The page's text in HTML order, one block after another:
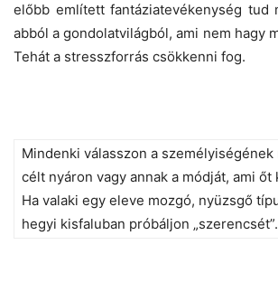
előbb említett fantáziatevékenység tud
abból a gondolatvilágból, ami nem hagy
Tehát a stresszforrás csökkenni fog.
Mindenki válasszon a
célt nyáron vagy annak a módját, ami őt
Ha valaki egy eleve mozgó, nyüzsgő
hegyi kisfaluban próbáljon „szerencsét”.